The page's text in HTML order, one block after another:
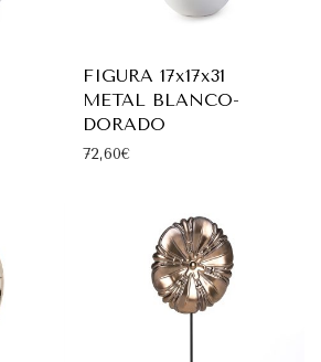
FIGURA 17x17x31
METAL BLANCO-
DORADO
72,60€